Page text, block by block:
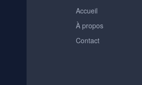
Accueil
À propos
Contact